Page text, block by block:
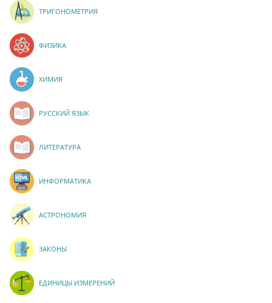
ТРИГОНОМЕТРИЯ
ФИЗИКА
ХИМИЯ
РУССКИЙ ЯЗЫК
ЛИТЕРАТУРА
ИНФОРМАТИКА
АСТРОНОМИЯ
ЗАКОНЫ
ЕДИНИЦЫ ИЗМЕРЕНИЙ